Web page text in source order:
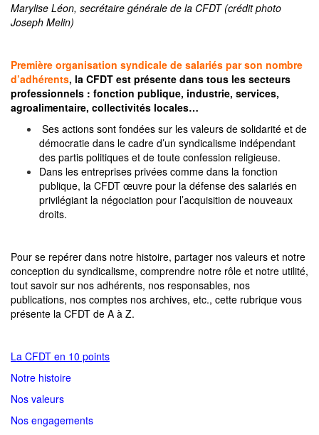
Marylise Léon, secrétaire générale de la CFDT (crédit photo
Joseph Melin)
Première organisation syndicale de salariés par son nombre
d’adhérents, la CFDT est présente dans tous les secteurs
professionnels : fonction publique, industrie, services,
agroalimentaire, collectivités locales…
Ses actions sont fondées sur les valeurs de solidarité et de
démocratie dans le cadre d’un syndicalisme indépendant
des partis politiques et de toute confession religieuse.
Dans les entreprises privées comme dans la fonction
publique, la CFDT œuvre pour la défense des salariés en
privilégiant la négociation pour l’acquisition de nouveaux
droits.
Pour se repérer dans notre histoire, partager nos valeurs et notre
conception du syndicalisme, comprendre notre rôle et notre utilité,
tout savoir sur nos adhérents, nos responsables, nos
publications, nos comptes nos archives, etc., cette rubrique vous
présente la CFDT de A à Z.
La CFDT en 10 points
Notre histoire
Nos valeurs
Nos engagements